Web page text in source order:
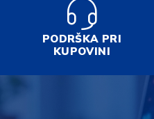
PODRŠKA PRI
KUPOVINI